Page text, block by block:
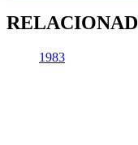
1983